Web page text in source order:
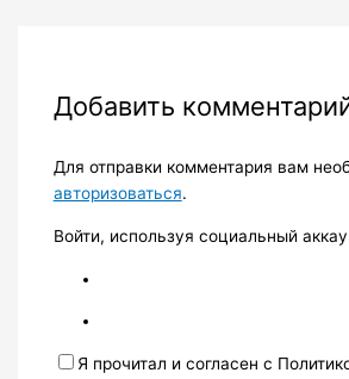
Добавить
Для отправки комментария вам
авторизоваться.
Войти, используя социальный
Я прочитал и согласен с